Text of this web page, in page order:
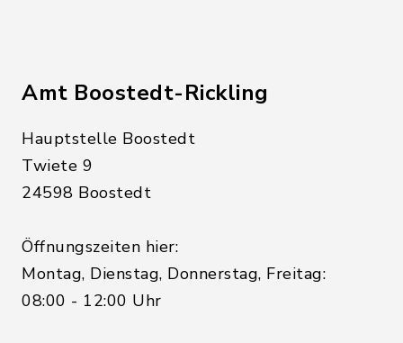
Amt Boostedt-Rickling
Hauptstelle Boostedt
Twiete 9
24598 Boostedt
Öffnungszeiten hier:
Montag, Dienstag, Donnerstag, Freitag:
08:00 - 12:00 Uhr